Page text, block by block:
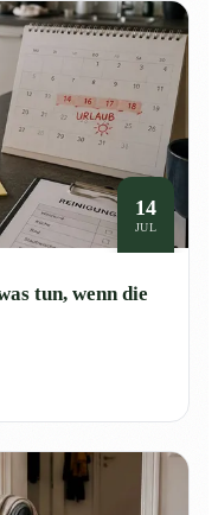
14
JUL
tun, wenn die